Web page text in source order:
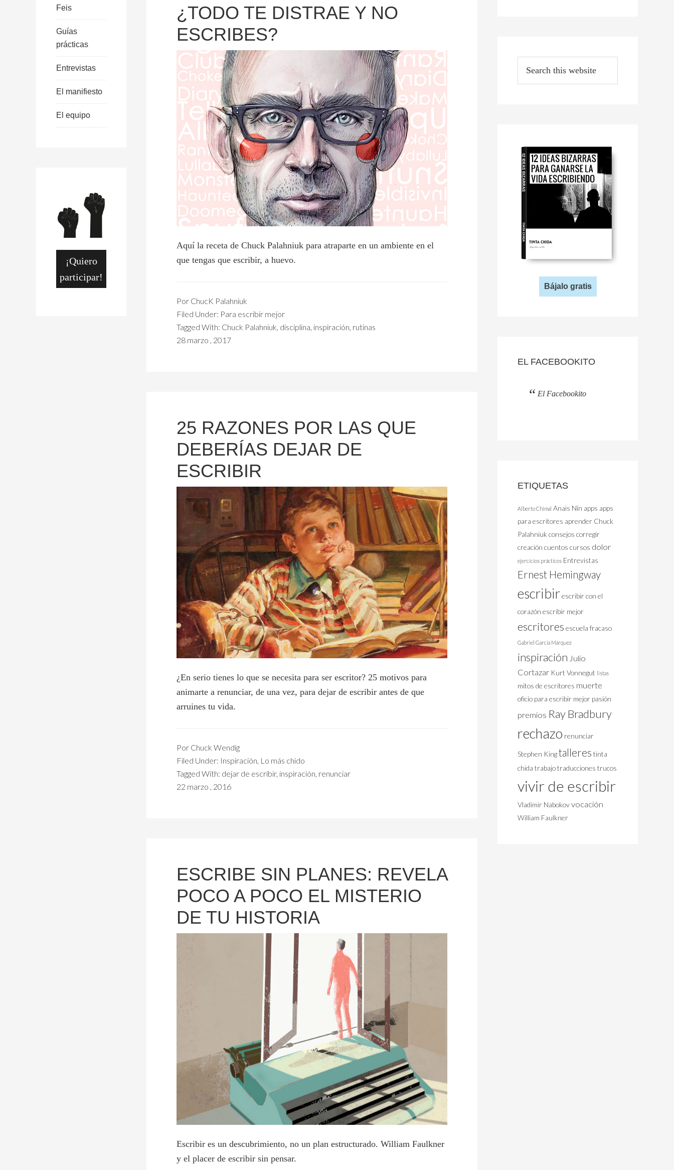
¿TODO TE DISTRAE Y NO
ESCRIBES?
Aquí la receta de Chuck Palahniuk para atraparte en un ambiente en el
que tengas que escribir, a huevo.
Por ChucK Palahniuk
Filed Under: Para escribir mejor
Tagged With: Chuck Palahniuk disciplina inspiración rutinas
28 marzo , 2017
25 RAZONES POR LAS QUE
DEBERÍAS DEJAR DE
ESCRIBIR
¿En serio tienes lo que se necesita para ser escritor? 25 motivos para
animarte a renunciar, de una vez, para dejar de escribir antes de que
arruines tu vida.
Por Chuck Wendig
Filed Under: Inspiración Lo más chido
Tagged With: dejar de escribir, inspiración renunciar
22 marzo , 2016
ESCRIBE SIN PLANES: REVELA
POCO A POCO EL MISTERIO
DE TU HISTORIA
Escribir es un descubrimiento, no un plan estructurado. William Faulkner
y el placer de escribir sin pensar.
Bájalo gratis
EL FACEBOOKITO
El Facebookito
ETIQUETAS
Alberto Chimal Anais Nïn apps apps
para escritores aprender Chuck
Palahniukconsejos corregir
creación cuentos cursos dolor
ejercicios prácticos Entrevistas
Ernest Hemingway
escribirescribir con el
corazón escribir mejor
escritores escuela fracaso
Gabriel García Márquez
inspiración Julio
Cortazar Kurt Vonnegut listas
mitos de escritores muerte
oficio para escribir mejor pasión
premios Ray Bradbury
rechazo renunciar
Stephen Kingtalleres tinta
chida trabajotraducciones trucos
vivir de escribir
Vladimir Nabokovvocación
William Faulkner
Feis
Guías
prácticas
Entrevistas
El manifiesto
El equipo
¡Quiero
participar!